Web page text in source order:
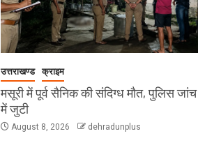
उत्तराखण्ड क्राइम
मसूरी में पूर्व सैनिक की संदिग्ध मौत, पुलिस जांच
में जुटी
August 8, 2026 dehradunplus